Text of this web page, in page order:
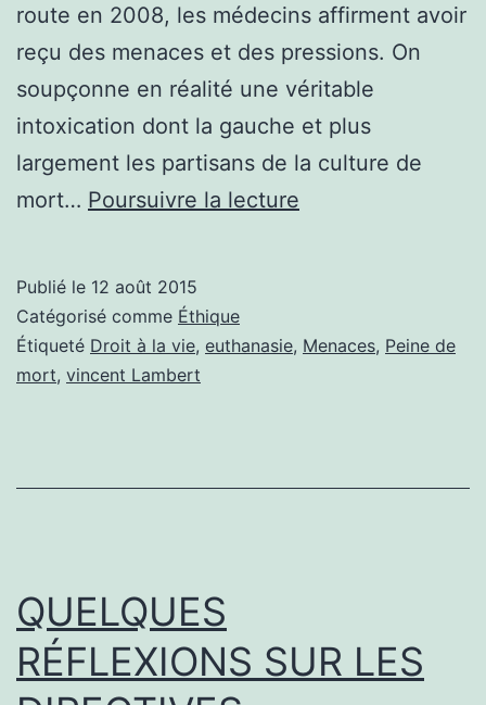
route en 2008, les médecins affirment avoir
reçu des menaces et des pressions. On
soupçonne en réalité une véritable
intoxication dont la gauche et plus
largement les partisans de la culture de
mort… Poursuivre la lecture
LAMBERT:
Publié le 12 août 2015
Catégorisé comme Éthique
Étiqueté Droit à la vie, euthanasie, Menaces, Peine de
mort, vincent Lambert
QUELQUES
RÉFLEXIONS SUR LES